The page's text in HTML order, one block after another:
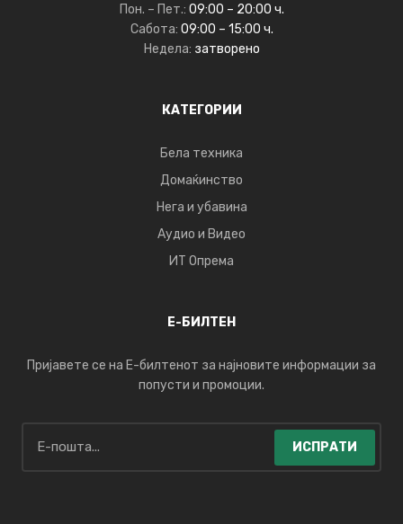
Пон. – Пет.: 09:00 – 20:00 ч.
Сабота: 09:00 – 15:00 ч.
Недела: затворено
КАТЕГОРИИ
Бела техника
Домаќинство
Нега и убавина
Аудио и Видео
ИТ Опрема
Е-БИЛТЕН
Пријавете се на Е-билтенот за најновите информации за
попусти и промоции.
ИСПРАТИ